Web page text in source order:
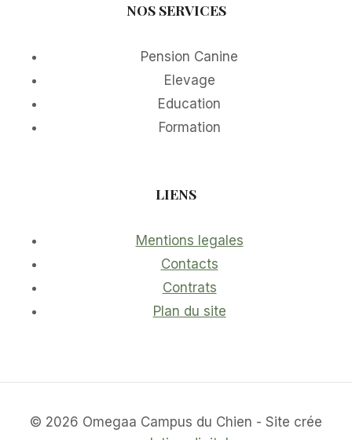
NOS SERVICES
Pension Canine
Elevage
Education
Formation
LIENS
Mentions legales
Contacts
Contrats
Plan du site
© 2026 Omegaa Campus du Chien - Site crée